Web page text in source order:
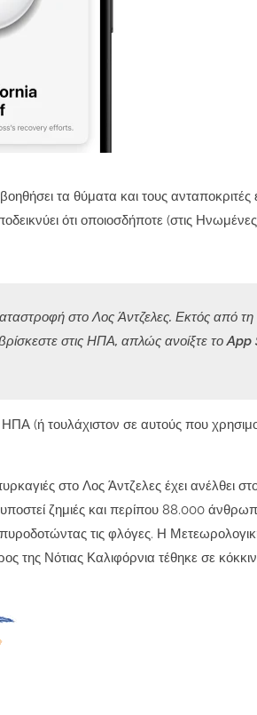
τα θύματα και τους
ότι οποιοσδήποτε (στις
στο Λος Άντζελες. Εκτός από
στις ΗΠΑ, απλώς ανοίξτε το
ΗΠΑ (ή τουλάχιστον σε αυτούς που
στο Λος Άντζελες έχει ανέλθει
ζημιές και περίπου 88.000
πυροδοτώντας τις φλόγες. Η
της Νότιας Καλιφόρνια τέθηκε σε